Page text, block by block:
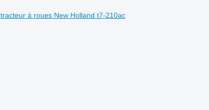
tracteur à roues New Holland t7-210ac